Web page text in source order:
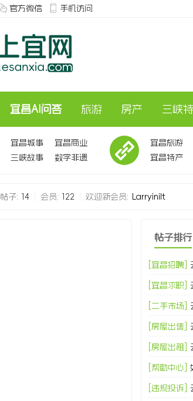
官方微信 手机访问
宜昌AI问答 旅游 房产 三峡
宜昌城事
宜昌商业
三峡故事
数字非遗
宜昌旅游
宜昌特产
帖子: 14 会员: 122 欢迎新会员: Larryinilt
帖子排行
[宜昌招聘]
[宜昌求职]
[二手市场]
[房屋出售]
[房屋出租]
[帮助中心]
[违规投诉]